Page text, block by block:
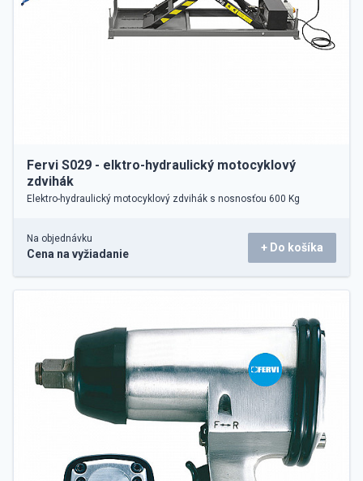
Fervi S029 - elktro-hydraulický motocyklový
zdvihák
Elektro-hydraulický motocyklový zdvihák s nosnosťou 600 Kg
Na objednávku
Cena na vyžiadanie + Do košíka